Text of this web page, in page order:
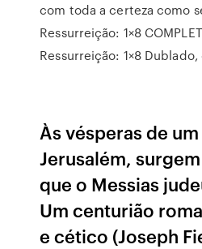
com toda a certeza como
Ressurreição: 1×8
Ressurreição: 1×8 Dublado,
Às vésperas de
Jerusalém,
que o Messias
Um centurião
e cético (Joseph